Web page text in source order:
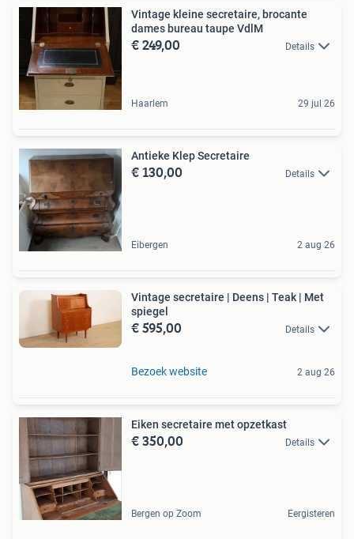
Vintage kleine secretaire, brocante
dames bureau taupe VdlM
€ 249,00 Details
Haarlem 29 jul 26
Antieke Klep Secretaire
€ 130,00 Details
Eibergen 2 aug 26
Vintage secretaire | Deens | Teak | Met
spiegel
€ 595,00 Details
Bezoek website 2 aug 26
Eiken secretaire met opzetkast
€ 350,00 Details
Bergen op Zoom Eergisteren